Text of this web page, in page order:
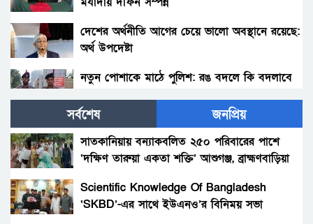
দেশের অর্থনীতি আগের চেয়ে ভালো অবস্থানে রয়েছে:
অর্থ উপদেষ্টা
নতুন পোশাকে মাঠে পুলিশ: রঙ বদলে কি বদলাবে
হাকিমপুরসহ ৪ উপজেলায় বিএনপির এমপি প্রার্থী ডাঃ
জাহিদের ব্যাবস্থাপনায় ফ্রী মেডিকেল ক্যাম্প ও ঔষধ
বিতরণ।
গ্রহন।
সর্বশেষ জনপ্রিয়
সাতকানিয়ায় বন্যাকবলিত ২৫০ পরিবারের পাশে
‘দক্ষিণ তারুয়া একতা শক্তি’ আশুগঞ্জ, ব্রাহ্মণবাড়িয়া
Scientific Knowledge Of Bangladesh
‘SKBD’-এর সাথে ইউএনও’র বিনিময় সভা